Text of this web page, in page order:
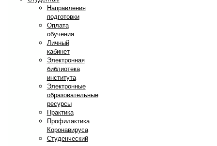
Направления
подготовки
Оплата
обучения
Личный
кабинет
Электронная
библиотека
института
Электронные
образовательные
ресурсы
Практика
Профилактика
Коронавируса
Студенческий